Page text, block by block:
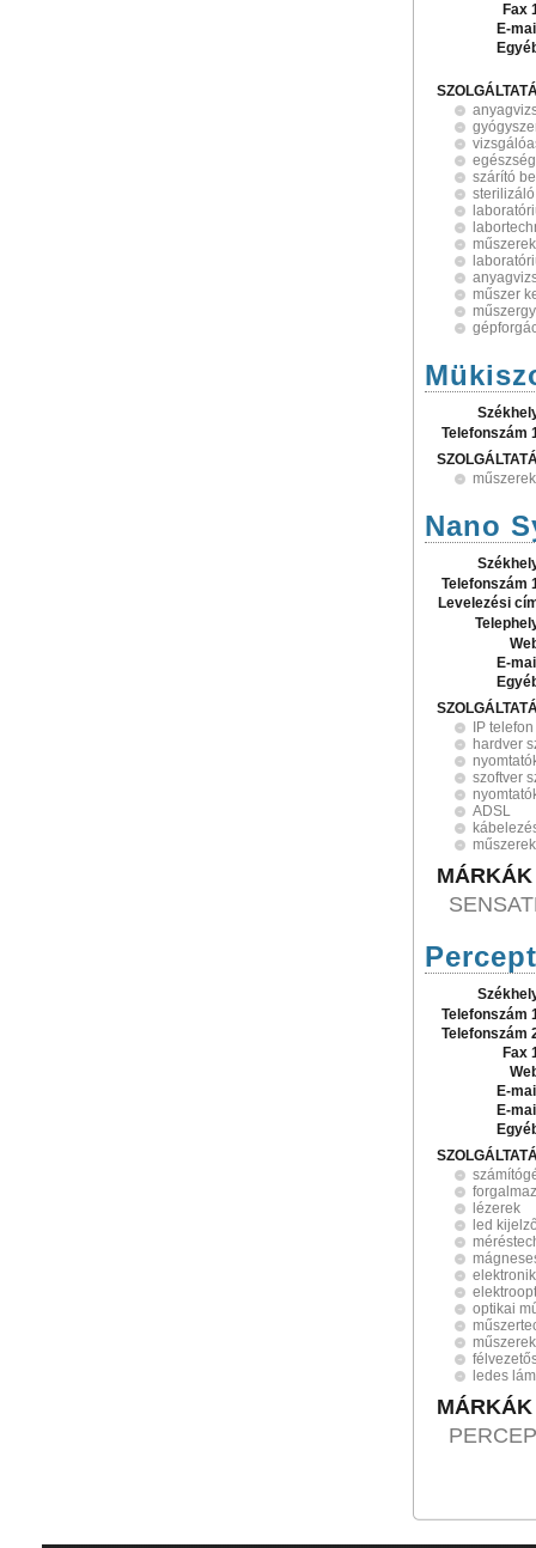
Fax
E-
szárító
műszerek
műszer
Telefonszám
műszerek
Nano
Telefonszám
Levelezési
E-
IP telefon
hardver
szoftver
ADSL
műszerek
MÁRKÁK
Telefonszám
Telefonszám
Fax
E-
E-
lézerek
led
optikai
műszerek
ledes
MÁRKÁK